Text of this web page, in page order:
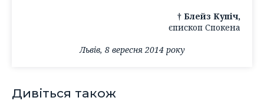
† Блейз Купіч,
єпископ Спокена
Львів, 8 вересня 2014 року
Дивіться також